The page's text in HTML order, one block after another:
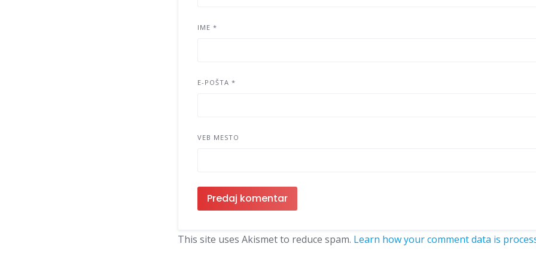
IME*
E-POŠTA*
VEB MESTO
This site uses Akismet to reduce spam. Learn how your comment data is